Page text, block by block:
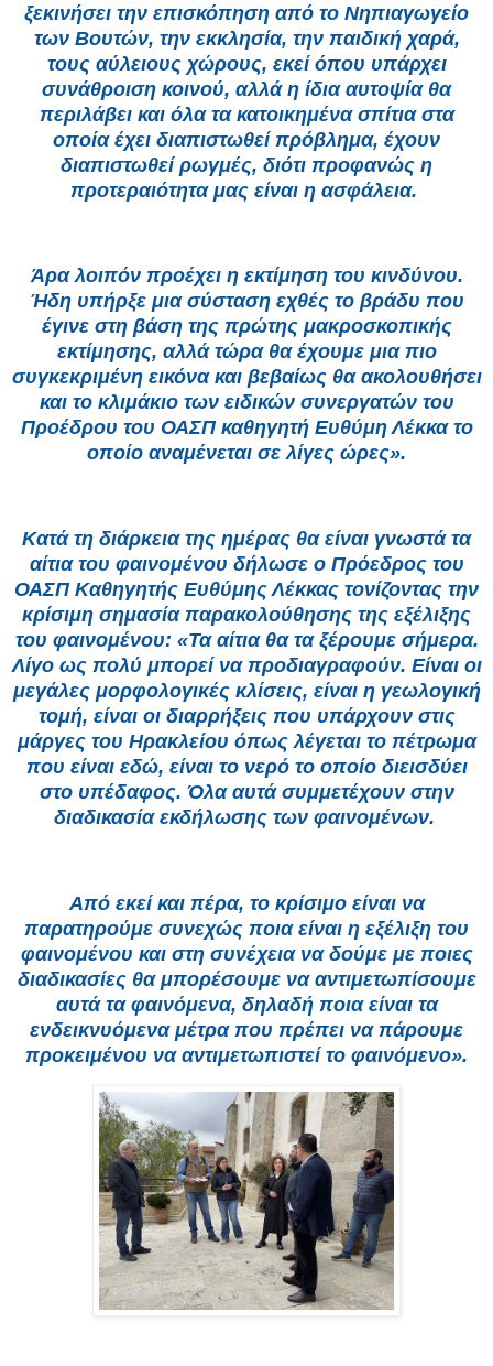
ξεκινήσει την επισκόπηση από το Νηπιαγωγείο
των Βουτών, την εκκλησία, την παιδική χαρά,
τους αύλειους χώρους, εκεί όπου υπάρχει
συνάθροιση κοινού, αλλά η ίδια αυτοψία θα
περιλάβει και όλα τα κατοικημένα σπίτια στα
οποία έχει διαπιστωθεί πρόβλημα, έχουν
διαπιστωθεί ρωγμές, διότι προφανώς η
προτεραιότητα μας είναι η ασφάλεια.
Άρα λοιπόν προέχει η εκτίμηση του κινδύνου.
Ήδη υπήρξε μια σύσταση εχθές το βράδυ που
έγινε στη βάση της πρώτης μακροσκοπικής
εκτίμησης, αλλά τώρα θα έχουμε μια πιο
συγκεκριμένη εικόνα και βεβαίως θα ακολουθήσει
και το κλιμάκιο των ειδικών συνεργατών του
Προέδρου του ΟΑΣΠ καθηγητή Ευθύμη Λέκκα το
οποίο αναμένεται σε λίγες ώρες».
Κατά τη διάρκεια της ημέρας θα είναι γνωστά τα
αίτια του φαινομένου δήλωσε ο Πρόεδρος του
ΟΑΣΠ Καθηγητής Ευθύμης Λέκκας τονίζοντας την
κρίσιμη σημασία παρακολούθησης της εξέλιξης
του φαινομένου: «Τα αίτια θα τα ξέρουμε σήμερα.
Λίγο ως πολύ μπορεί να προδιαγραφούν. Είναι οι
μεγάλες μορφολογικές κλίσεις, είναι η γεωλογική
τομή, είναι οι διαρρήξεις που υπάρχουν στις
μάργες του Ηρακλείου όπως λέγεται το πέτρωμα
που είναι εδώ, είναι το νερό το οποίο διεισδύει
στο υπέδαφος. Όλα αυτά συμμετέχουν στην
διαδικασία εκδήλωσης των φαινομένων.
Από εκεί και πέρα, το κρίσιμο είναι να
παρατηρούμε συνεχώς ποια είναι η εξέλιξη του
φαινομένου και στη συνέχεια να δούμε με ποιες
διαδικασίες θα μπορέσουμε να αντιμετωπίσουμε
αυτά τα φαινόμενα, δηλαδή ποια είναι τα
ενδεικνυόμενα μέτρα που πρέπει να πάρουμε
προκειμένου να αντιμετωπιστεί το φαινόμενο».